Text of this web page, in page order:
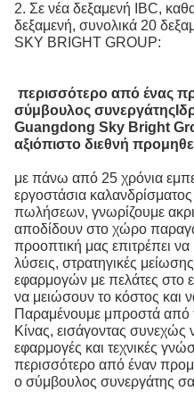
2. Σε νέα δεξαμενή IBC,
δεξαμενή, συνολικά 20
SKY BRIGHT GROUP:
περισσότερο από ένας
σύμβουλος συνεργάτης
Guangdong Sky Bright
αξιόπιστο διεθνή
με πάνω από 25 χρόνια
εργοστάσια
πωλήσεων, γνωρίζουμε
αποδίδουν στο χώρο
προοπτική μας επιτρέπει
λύσεις, στρατηγικές
εφαρμογών με πελάτες στο
να μειώσουν το κόστος και
Παραμένουμε μπροστά από
Κίνας, εισάγοντας συνεχώς
εφαρμογές και τεχνικές
περισσότερο από έναν
ο σύμβουλος συνεργάτης